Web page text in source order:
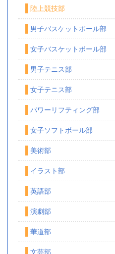
陸上競技部
男子バスケットボール部
女子バスケットボール部
男子テニス部
女子テニス部
パワーリフティング部
女子ソフトボール部
美術部
イラスト部
英語部
演劇部
華道部
文芸部